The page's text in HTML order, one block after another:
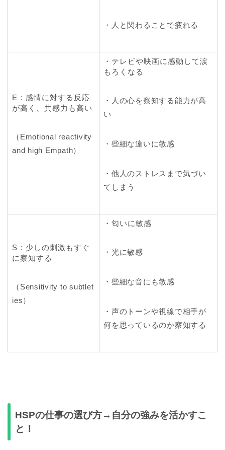
・人と関わることで疲れる
E：感情に対する反応
が高く、共感力も高い
（Emotional reactivity
and high Empath）
・テレビや映画に感動して涙
もろくなる
・人の心を察知する能力が高
い
・些細な違いに敏感
・他人のストレスまで気づい
てしまう
S：少しの刺激もすぐ
に察知する
（Sensitivity to subtlet
ies）
・匂いに敏感
・光に敏感
・些細な音にも敏感
・声のトーンや視線で相手が
何を思っているのか察知する
HSPの仕事の選び方→自分の強みを活かすこ
と！